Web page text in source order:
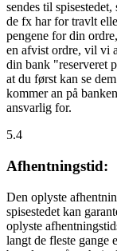
sendes til
de fx har for travlt
pengene for din
en afvist ordre, vil vi
din bank "reserveret
at du først kan se
kommer an på
ansvarlig for.
5.4
Afhentningstid:
Den oplyste
spisestedet kan
oplyste
langt de fleste gange